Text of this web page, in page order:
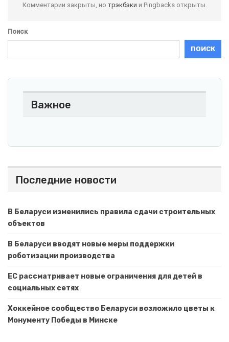
Комментарии закрыты, но трэкбэки и Pingbacks открыты.
Поиск
ПОИСК
Важное
Последние новости
В Беларуси изменились правила сдачи строительных
объектов
В Беларуси вводят новые меры поддержки
роботизации производства
ЕС рассматривает новые ограничения для детей в
социальных сетях
Хоккейное сообщество Беларуси возложило цветы к
Монументу Победы в Минске